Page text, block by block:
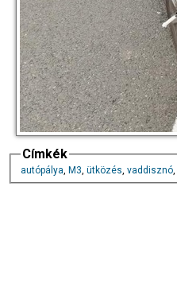
Címkék
autópálya, M3, ütközés, vaddisznó,